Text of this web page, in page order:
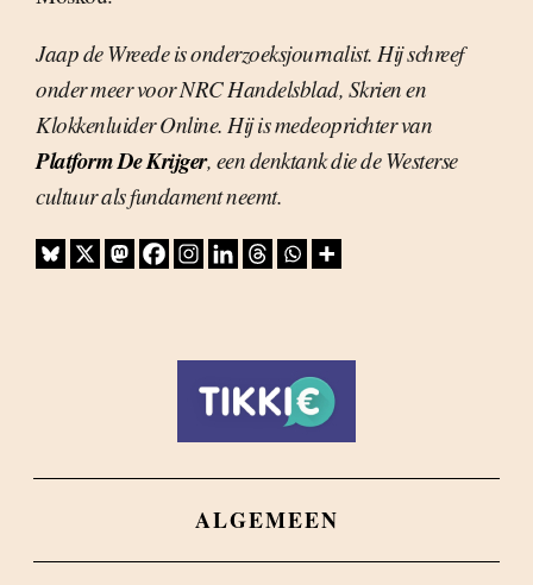
Jaap de Wreede is onderzoeksjournalist. Hij schreef
onder meer voor NRC Handelsblad, Skrien en
Klokkenluider Online. Hij is medeoprichter van
Platform De Krijger, een denktank die de Westerse
cultuur als fundament neemt.
ALGEMEEN